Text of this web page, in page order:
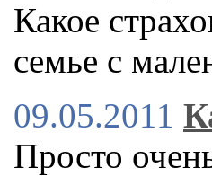
Какое
семье с
09.05.2011
Просто